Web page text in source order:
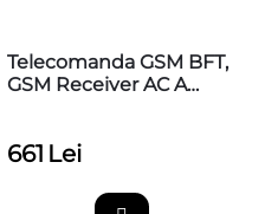
Telecomanda GSM BFT,
GSM Receiver AC A
661 Lei